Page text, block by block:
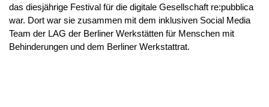
das diesjährige Festival für die digitale Gesellschaft re:pubblica
war. Dort war sie zusammen mit dem inklusiven Social Media
Team der LAG der Berliner Werkstätten für Menschen mit
Behinderungen und dem Berliner Werkstattrat.